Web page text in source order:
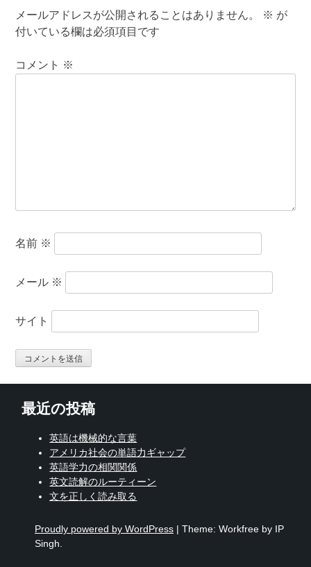
メールアドレスが公開されることはありません。 ※ が
付いている欄は必須項目です
コメント ※
名前 ※
メール ※
サイト
最近の投稿
英語は機械的な言葉
アメリカ社会の単語力ギャップ
英語学力の相関関係
英文読解のルーティーン
文を正しく読み取る
Proudly powered by WordPress | Theme: Workfree by IP
Singh.